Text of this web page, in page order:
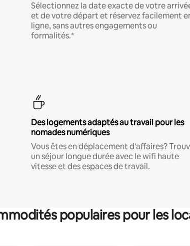
Sélectionnez la date exacte de votre
et de votre départ et réservez facilement
ligne, sans autres engagements ou
formalités.*
Des logements adaptés au travail pour les
nomades numériques
Vous êtes en déplacement d'affaires?
un séjour longue durée avec le wifi haute
vitesse et des espaces de travail.
populaires pour les